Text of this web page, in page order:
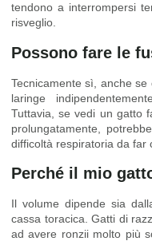
tendono a interrompersi
risveglio.
Possono fare le
Tecnicamente sì, anche
laringe
Tuttavia, se vedi un gatto
prolungatamente,
difficoltà respiratoria da far
Perché il mio
Il volume dipende sia
cassa toracica. Gatti di
ad avere ronzii molto più